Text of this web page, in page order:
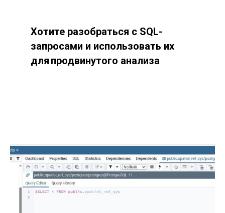
Хотите разобраться с SQL-
запросами и использовать их
для продвинутого анализа